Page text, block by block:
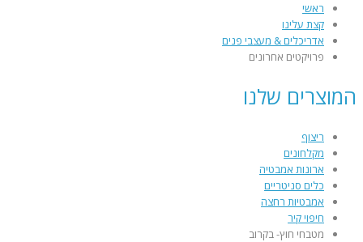
ראשי
קצת עלינו
אדריכלים & מעצבי פנים
פרויקטים אחרונים
המוצרים שלנו
ריצוף
מקלחונים
ארונות אמבטיה
כלים סניטריים
אמבטיות רחצה
חיפוי קיר
מטבחי חוץ- בקרוב